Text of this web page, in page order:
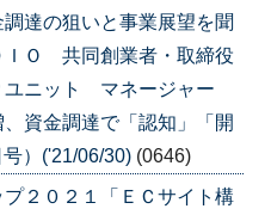
達の狙いと事業展望を聞
Ｏ 共同創業者・取締役
ユニット マネージャー
資金調達で「認知」「開
）('21/06/30) (0646)
プ２０２１「ＥＣサイト構